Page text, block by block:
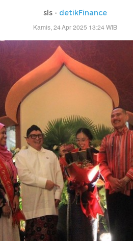
sls - detikFinance
Kamis, 24 Apr 2025 13:24 WIB